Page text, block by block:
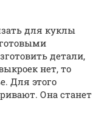
для куклы
детали,
нет, то
Для этого
Она станет